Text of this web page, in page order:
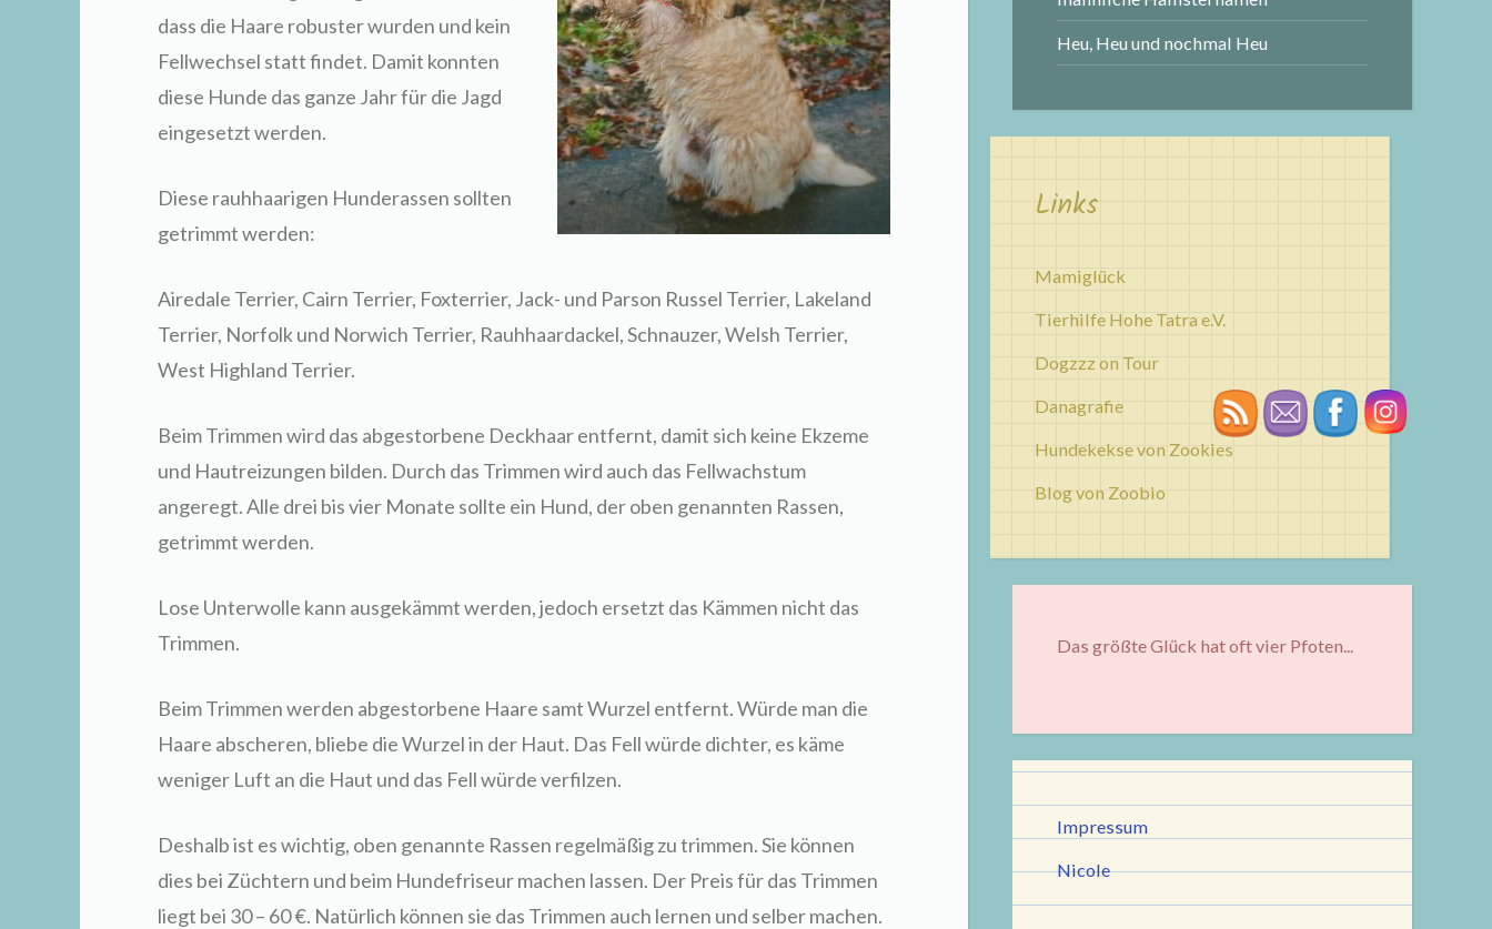
dass die Haare robuster wurden und kein
Fellwechsel statt findet. Damit konnten
diese Hunde das ganze Jahr für die Jagd
eingesetzt werden.
Diese rauhhaarigen Hunderassen sollten
getrimmt werden:
Airedale Terrier, Cairn Terrier, Foxterrier, Jack- und Parson Russel Terrier, Lakeland
Terrier, Norfolk und Norwich Terrier, Rauhhaardackel, Schnauzer, Welsh Terrier,
West Highland Terrier.
Beim Trimmen wird das abgestorbene Deckhaar entfernt, damit sich keine Ekzeme
und Hautreizungen bilden. Durch das Trimmen wird auch das Fellwachstum
angeregt. Alle drei bis vier Monate sollte ein Hund, der oben genannten Rassen,
getrimmt werden.
Lose Unterwolle kann ausgekämmt werden, jedoch ersetzt das Kämmen nicht das
Trimmen.
Beim Trimmen werden abgestorbene Haare samt Wurzel entfernt. Würde man die
Haare abscheren, bliebe die Wurzel in der Haut. Das Fell würde dichter, es käme
weniger Luft an die Haut und das Fell würde verfilzen.
Deshalb ist es wichtig, oben genannte Rassen regelmäßig zu trimmen. Sie können
dies bei Züchtern und beim Hundefriseur machen lassen. Der Preis für das Trimmen
liegt bei 30 – 60 €. Natürlich können sie das Trimmen auch lernen und selber machen.
Heu, Heu und nochmal Heu
Links
Mamiglück
Tierhilfe Hohe Tatra e.V.
Dogzzz on Tour
Danagrafie
Hundekekse von Zookies
Blog von Zoobio
Das größte Glück hat oft vier Pfoten...
Impressum
Nicole